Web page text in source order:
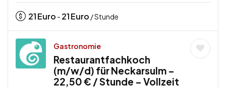
21Euro - 21Euro / Stunde
Gastronomie
Restaurantfachkoch
(m/w/d) für Neckarsulm –
22,50 € / Stunde – Vollzeit